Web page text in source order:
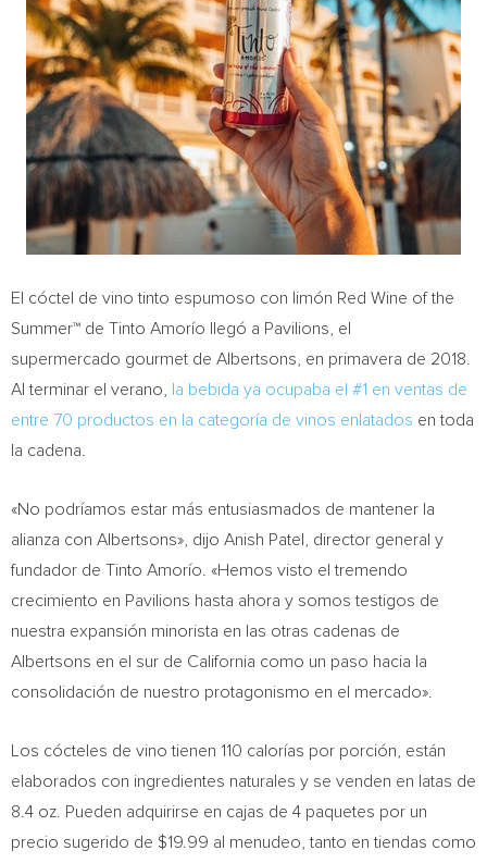
El cóctel de vino tinto espumoso con limón Red Wine of the
Summer™ de Tinto Amorío llegó a Pavilions, el
supermercado gourmet de Albertsons, en primavera de 2018.
Al terminar el verano,
la bebida ya ocupaba el #1 en ventas de
entre 70 productos en la categoría de vinos enlatados en toda
la cadena.
«No podríamos estar más entusiasmados de mantener la
alianza con Albertsons», dijo Anish Patel
, director general y
fundador de Tinto Amorío. «Hemos visto el tremendo
crecimiento en Pavilions hasta ahora y somos testigos de
nuestra expansión minorista en las otras cadenas de
Albertsons en el sur de California como un paso hacia la
consolidación de nuestro protagonismo en el mercado».
Los cócteles de vino tienen 110 calorías por porción, están
elaborados con ingredientes naturales y se venden en latas de
8.4 oz. Pueden adquirirse en cajas de 4 paquetes por un
precio sugerido de $19.99 al menudeo, tanto en tiendas como